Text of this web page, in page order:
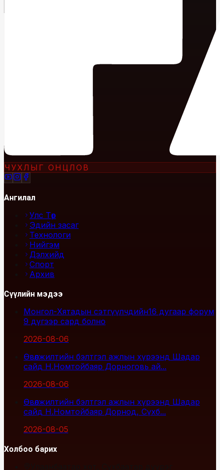
ЧУХЛЫГ ОНЦЛОВ
Ангилал
Улс Төр
Эдийн засаг
Технологи
Нийгэм
Дэлхийд
Спорт
Архив
Сүүлийн мэдээ
Монгол-Хятадын сэтгүүлчдийн16 дугаар форум
9 дүгээр сард болно
2026-08-06
Өвөлжилтийн бэлтгэл ажлын хүрээнд Шадар
сайд Н.Номтойбаяр Дорноговь ай...
2026-08-06
Өвөлжилтийн бэлтгэл ажлын хүрээнд Шадар
сайд Н.Номтойбаяр Дорнод, Сүхб...
2026-08-05
Холбоо барих